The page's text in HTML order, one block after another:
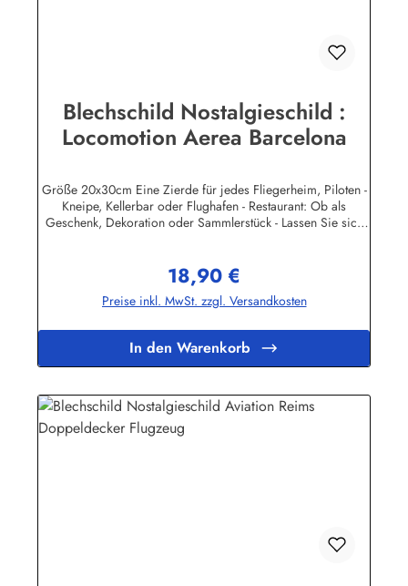
Blechschild Nostalgieschild :
Locomotion Aerea Barcelona
Größe 20x30cm Eine Zierde für jedes Fliegerheim, Piloten -
Kneipe, Kellerbar oder Flughafen - Restaurant: Ob als
Geschenk, Dekoration oder Sammlerstück - Lassen Sie sich
Motiven. Schenken Sie sich und Ihren Freunden eine
dekorative Erinnerung an die gute alte Zeit! Unsere
Blechschilder sind in Super-Qualität aus hochwertigem Metall
behandelt, lange Lebensdauer ist damit garantiert. Wir
verkaufen nur original lizensierte
Werbeschilder.Herstellerinformationen:Heart of Ireland
(Luhe)info@heartofireland.eu
Regulärer Preis:
18,90 €
Preise inkl. MwSt. zzgl. Versandkosten
In den Warenkorb